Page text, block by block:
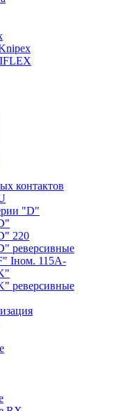
контактов
"D"
220
реверсивные
Iном. 115А-
реверсивные